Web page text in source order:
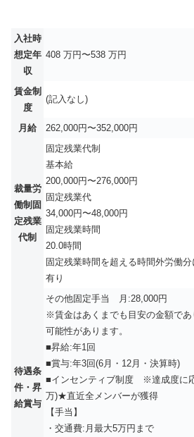
入社時
想定年
収
408 万円〜538 万円
賃金制
度
(記入なし)
月給 262,000円〜352,000円
裁量労
働制固
定残業
代制
固定残業代制
基本給
200,000円〜276,000円
固定残業代
34,000円〜48,000円
固定残業時間
20.0時間
固定残業時間を超える時間外労働
有り
待遇条
件・昇
給賞与
その他固定手当 月:28,000円
※賃金はあくまでも目安の金額で
可能性があります。
■昇給:年1回
■賞与:年3回(6月・12月・決算時)
■インセンティブ制度 ※達成度に
万)★直近全メンバーが獲得
【手当】
・交通費:⽉最⼤5万円まで